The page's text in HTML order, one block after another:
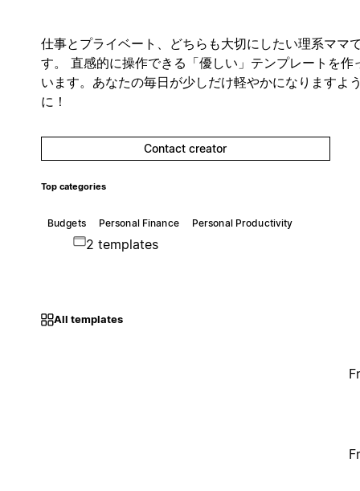
仕事とプライベート、どちらも大切にしたい理系ママ
す。 直感的に操作できる「優しい」テンプレートを作
います。あなたの毎日が少しだけ軽やかになりますよ
に！
Contact creator
Top categories
Budgets Personal Finance Personal Productivity
2 templates
All templates